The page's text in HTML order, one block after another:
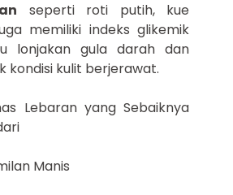
seperti roti putih, kue
memiliki indeks glikemik
lonjakan gula darah dan
kondisi kulit berjerawat.
Lebaran yang Sebaiknya
Manis